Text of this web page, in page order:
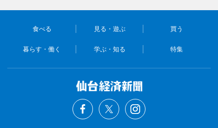
食べる 見る・遊ぶ 買う
暮らす・働く 学ぶ・知る 特集